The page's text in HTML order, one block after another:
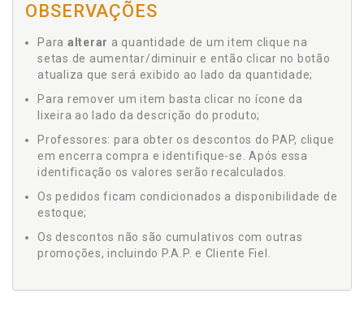
OBSERVAÇÕES
Para alterar a quantidade de um item clique na
setas de aumentar/diminuir e então clicar no botão
atualiza que será exibido ao lado da quantidade;
Para remover um item basta clicar no ícone da
lixeira ao lado da descrição do produto;
Professores: para obter os descontos do PAP, clique
em encerra compra e identifique-se. Após essa
identificação os valores serão recalculados.
Os pedidos ficam condicionados a disponibilidade de
estoque;
Os descontos não são cumulativos com outras
promoções, incluindo P.A.P. e Cliente Fiel.